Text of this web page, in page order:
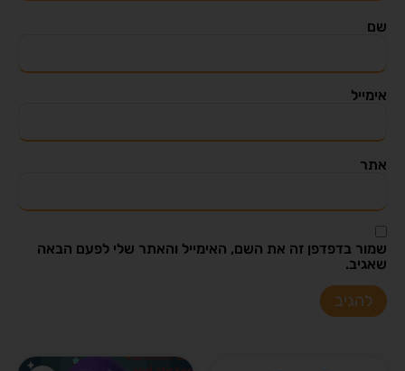
שם
אימייל
אתר
שמור בדפדפן זה את השם, האימייל והאתר שלי לפעם הבאה
שאגיב.